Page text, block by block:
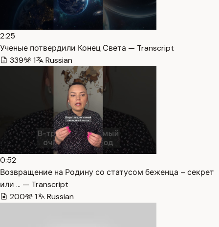
2:25
Ученые потвердили Конец Света — Transcript
339
1 Russian
0:52
Возвращение на Родину со статусом беженца – секрет
или … — Transcript
200
1 Russian